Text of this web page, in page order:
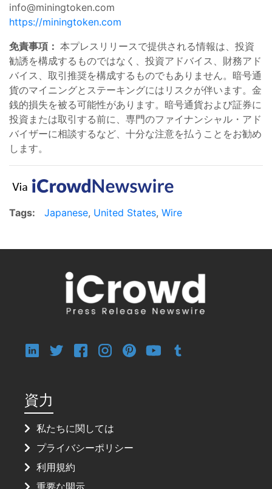
info@miningtoken.com
https://miningtoken.com
免責事項： 本プレスリリースで提供される情報は、投資
勧誘を構成するものではなく、投資アドバイス、財務アド
バイス、取引推奨を構成するものでもありません。暗号通
貨のマイニングとステーキングにはリスクが伴います。金
銭的損失を被る可能性があります。暗号通貨および証券に
投資または取引する前に、専門のファイナンシャル・アド
バイザーに相談するなど、十分な注意を払うことをお勧め
します。
Tags: Japanese, United States, Wire
資力
私たちに関しては
プライバシーポリシー
利用規約
重要な開示